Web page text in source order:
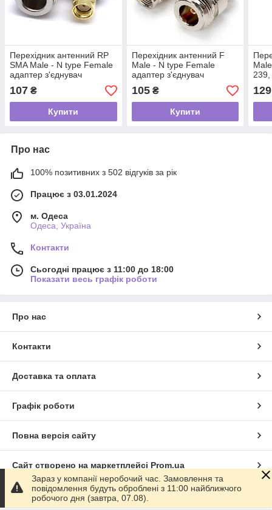
Перехідник антенний RP
SMA Male - N type Female
адаптер з'єднувач
коннектор для антен
подовжувачів радіо
107 ₴
Купити
Перехідник антенний F
Male - N type Female
адаптер з'єднувач
коннектор для антен
подовжувачів радіо
105₴
Купити
239,
129
Про нас
100% позитивних з 502 відгуків за рік
Працює з 03.01.2024
м. Одеса
Одеса, Україна
Контакти
Сьогодні працює з 11:00 до 18:00
Показати весь графік роботи
Про нас
Контакти
Доставка та оплата
Графік роботи
Повна версія сайту
Сайт створено на маркетплейсі Prom.ua
Політика конфіденційності
Зараз у компанії неробочий час. Замовлення та
повідомлення будуть оброблені з 11:00 найближчого
робочого дня (завтра, 07.08).